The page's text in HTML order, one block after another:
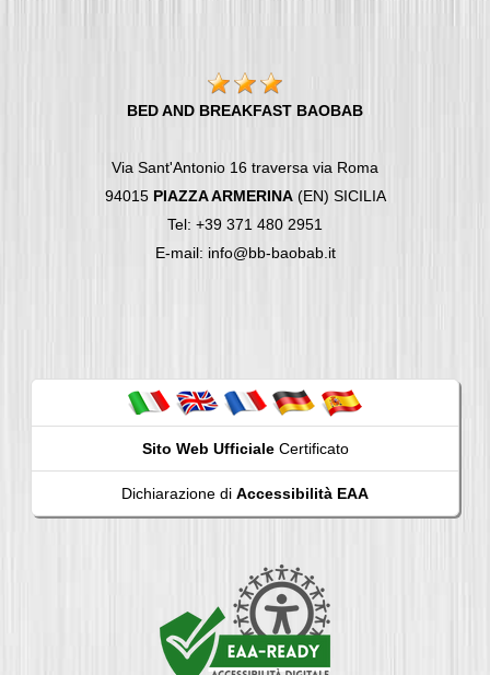
BED AND BREAKFAST BAOBAB
Via Sant'Antonio 16 traversa via Roma
94015 PIAZZA ARMERINA(EN) SICILIA
Tel: +39 371 480 2951
E-mail: info@bb-baobab.it
Sito Web UfficialeCertificato
Dichiarazione di Accessibilità EAA